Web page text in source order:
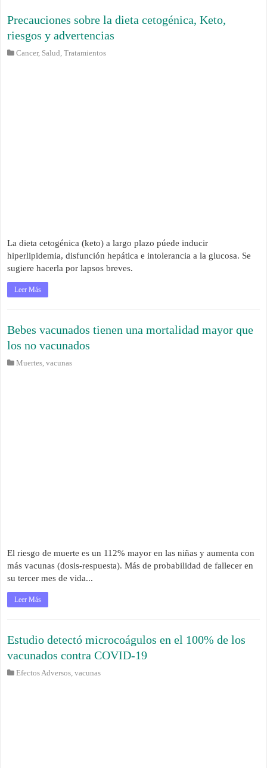
Precauciones sobre la dieta cetogénica, Keto,
riesgos y advertencias
Cancer, Salud ,Tratamientos
La dieta cetogénica (keto) a largo plazo púede inducir
hiperlipidemia, disfunción hepática e intolerancia a la glucosa. Se
sugiere hacerla por lapsos breves.
Leer Más
Bebes vacunados tienen una mortalidad mayor que
los no vacunados
Muertes ,vacunas
El riesgo de muerte es un 112% mayor en las niñas y aumenta con
más vacunas (dosis-respuesta). Más de probabilidad de fallecer en
su tercer mes de vida...
Leer Más
Estudio detectó microcoágulos en el 100% de los
vacunados contra COVID-19
Efectos Adversos,vacunas